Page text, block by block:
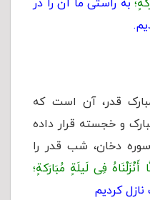
به راستی ما آن را در
قدر، آن است که
و خجسته قرار داده
قرآن کریم در آیه ۳ سوره دخان، شب قدر را
أَنْزَلْنَاهُ فِی لَیلَةٍ مُبَارَکةٍ؛
کردیم